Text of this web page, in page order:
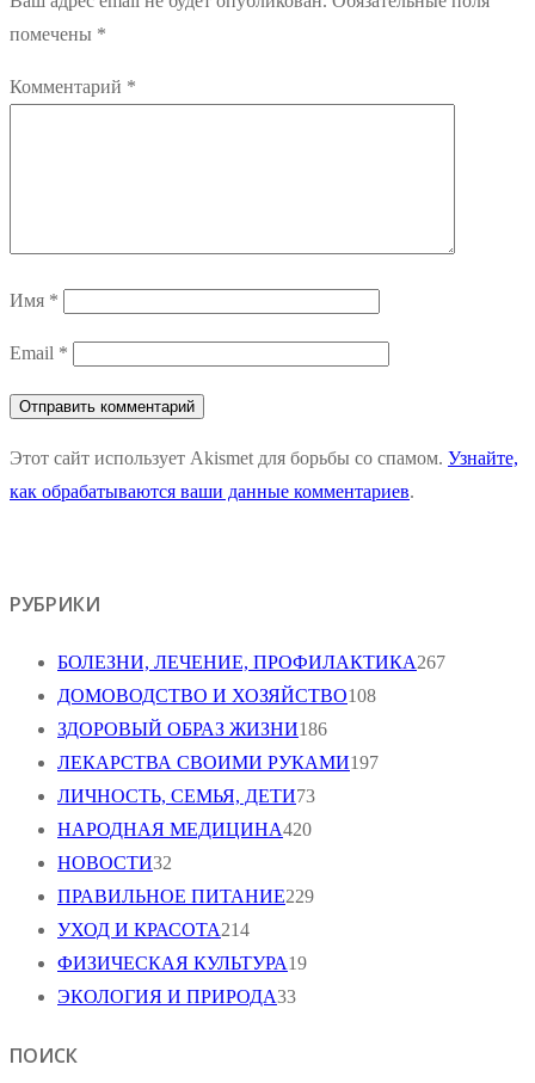
помечены *
Комментарий *
Имя *
Email *
Этот сайт использует Akismet для борьбы со спамом. Узнайте,
как обрабатываются ваши данные комментариев.
РУБРИКИ
БОЛЕЗНИ, ЛЕЧЕНИЕ, ПРОФИЛАКТИКА267
ДОМОВОДСТВО И ХОЗЯЙСТВО108
ЗДОРОВЫЙ ОБРАЗ ЖИЗНИ186
ЛЕКАРСТВА СВОИМИ РУКАМИ197
ЛИЧНОСТЬ, СЕМЬЯ, ДЕТИ73
НАРОДНАЯ МЕДИЦИНА420
НОВОСТИ32
ПРАВИЛЬНОЕ ПИТАНИЕ229
УХОД И КРАСОТА214
ФИЗИЧЕСКАЯ КУЛЬТУРА19
ЭКОЛОГИЯ И ПРИРОДА33
ПОИСК